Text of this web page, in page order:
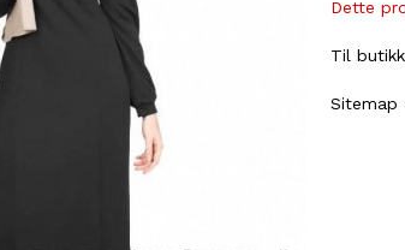
Dette
Til
Sitemap